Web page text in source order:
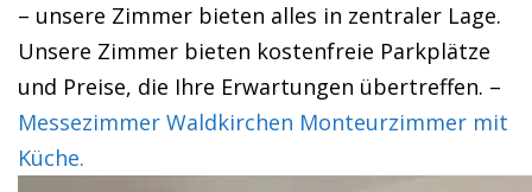
– unsere Zimmer bieten alles in zentraler Lage.
Unsere Zimmer bieten kostenfreie Parkplätze
und Preise, die Ihre Erwartungen übertreffen. –
Messezimmer Waldkirchen Monteurzimmer mit
Küche.